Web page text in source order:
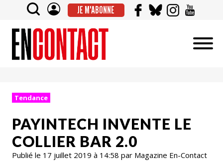
JE M'ABONNE
Tendance
PAYINTECH INVENTE LE
COLLIER BAR 2.0
Publié le 17 juillet 2019 à 14:58 par Magazine En-Contact